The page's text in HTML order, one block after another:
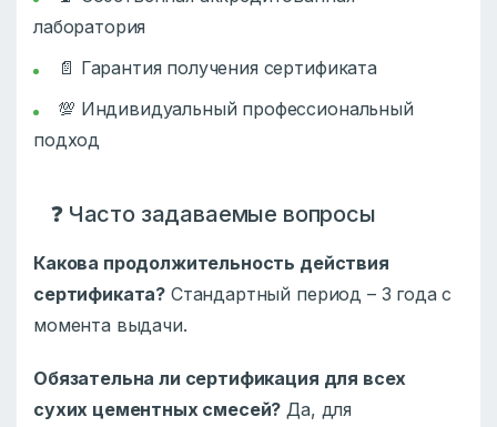
лаборатория
📄 Гарантия получения сертификата
💯 Индивидуальный профессиональный
подход
❓ Часто задаваемые вопросы
Какова продолжительность действия
сертификата? Стандартный период – 3 года с
момента выдачи.
Обязательна ли сертификация для всех
сухих цементных смесей? Да, для